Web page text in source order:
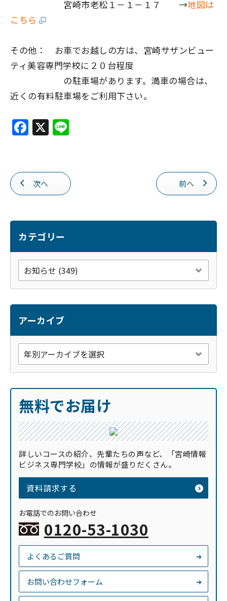
宮崎市老松１－１－１７ →地図は
こちら
その他： お車でお越しの方は、宮崎サザンビュー
ティ美容専門学校に２０台程度
の駐車場があります。満車の場合は、
近くの有料駐車場をご利用下さい。
F
e
b
o
k
X
次へ 前へ
カテゴリー
アーカイブ
無料でお届け
詳しいコースの紹介、先輩たちの声など、「宮崎情報
ビジネス専門学校」の情報が盛りだくさん。
資料請求する
お電話でのお問い合わせ
0120-53-1030
よくあるご質問
お問い合わせフォーム